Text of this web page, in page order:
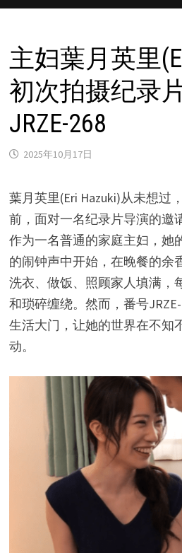
主妇葉月英里
初次拍摄纪录
JRZE-268
2025年10月17日
葉月英里(Eri Hazuki)从未想过
前，面对一名纪录片导演的邀
作为一名普通的家庭主妇，她
的闹钟声中开始，在晚餐的余
洗衣、做饭、照顾家人填满，
和琐碎缠绕。然而，番号
生活大门，让她的世界在不知
动。